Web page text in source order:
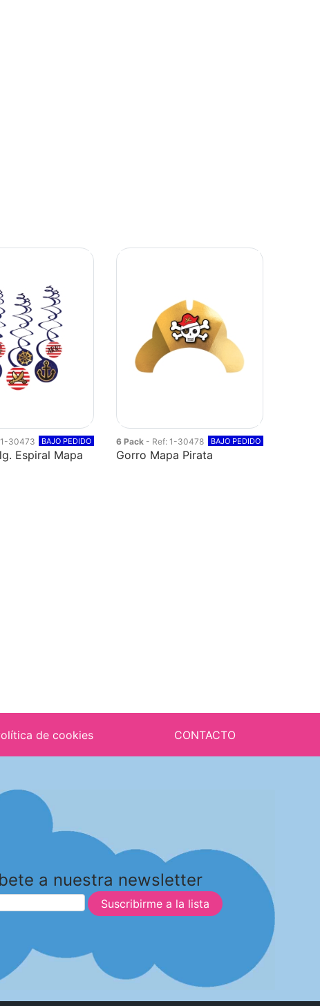
30473 BAJO PEDIDO
Espiral Mapa
6 Pack - Ref: 1-30478 BAJO PEDIDO
Gorro Mapa Pirata
de cookies CONTACTO
a nuestra newsletter
Suscribirme a la lista